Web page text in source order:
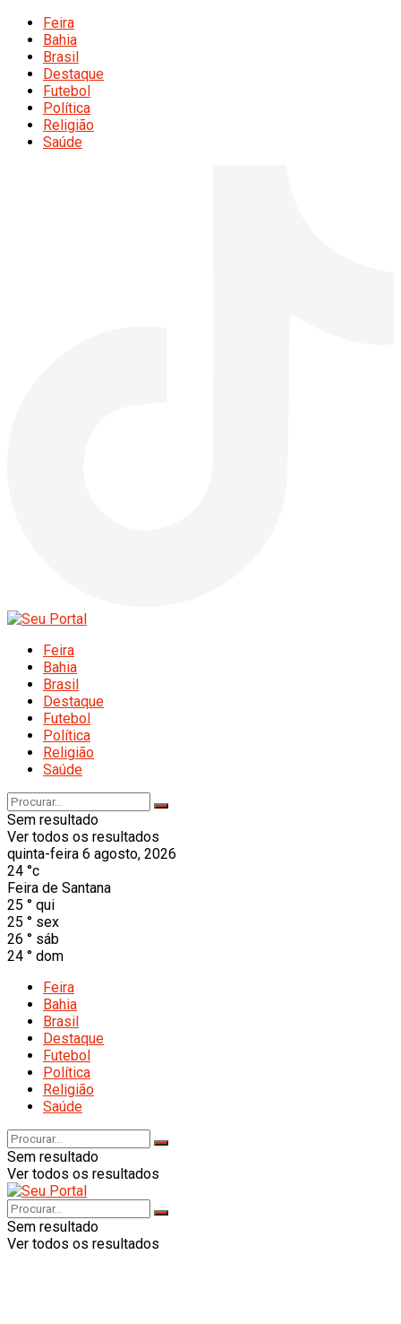
Feira
Bahia
Brasil
Destaque
Futebol
Política
Religião
Saúde
Feira
Bahia
Brasil
Destaque
Futebol
Política
Religião
Saúde
Sem resultado
Ver todos os resultados
quinta-feira 6 agosto, 2026
24 °c
Feira de Santana
25 ° qui
25 ° sex
26 ° sáb
24 ° dom
Feira
Bahia
Brasil
Destaque
Futebol
Política
Religião
Saúde
Sem resultado
Ver todos os resultados
Sem resultado
Ver todos os resultados